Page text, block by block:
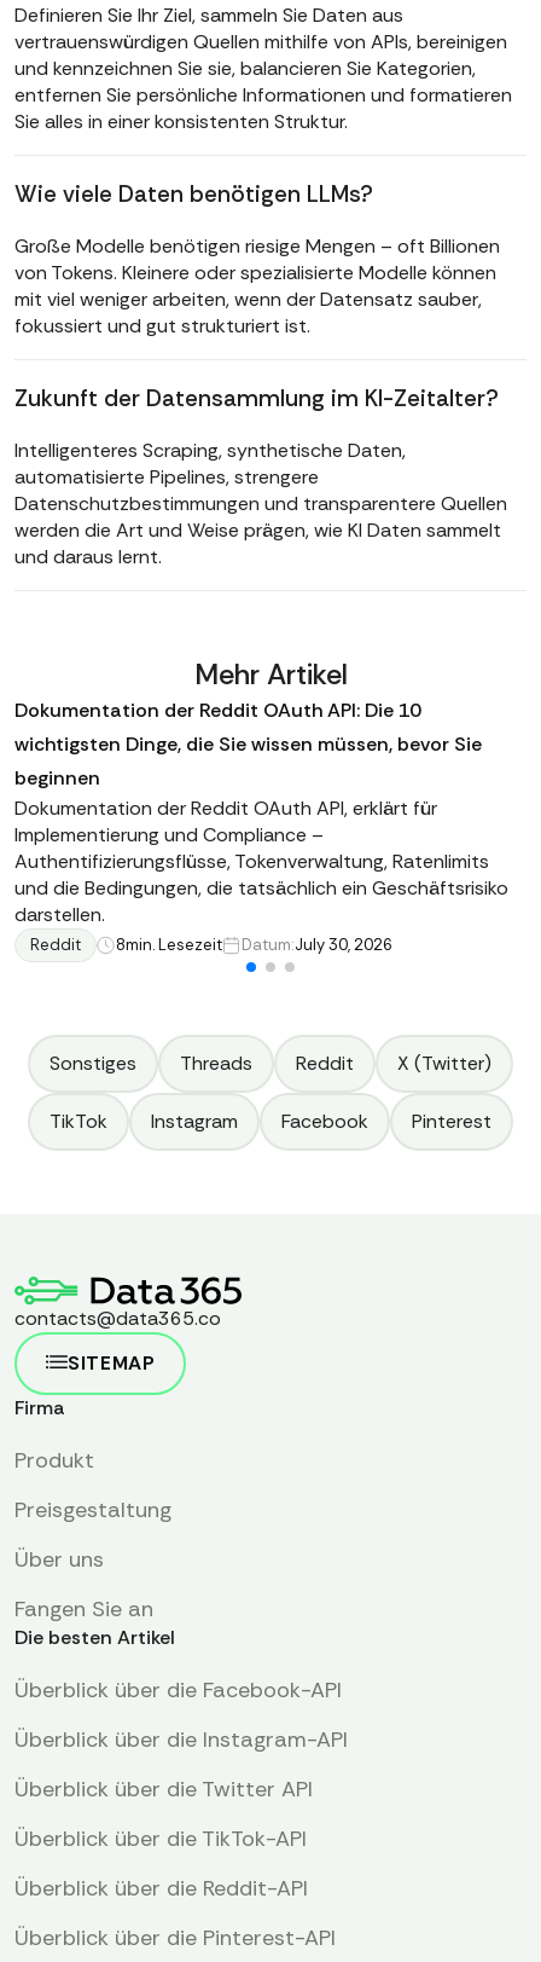
Definieren Sie Ihr Ziel, sammeln Sie Daten aus
vertrauenswürdigen Quellen mithilfe von APIs, bereinigen
und kennzeichnen Sie sie, balancieren Sie Kategorien,
entfernen Sie persönliche Informationen und formatieren
Sie alles in einer konsistenten Struktur.
Wie viele Daten benötigen LLMs?
Große Modelle benötigen riesige Mengen – oft Billionen
von Tokens. Kleinere oder spezialisierte Modelle können
mit viel weniger arbeiten, wenn der Datensatz sauber,
fokussiert und gut strukturiert ist.
Zukunft der Datensammlung im KI-Zeitalter?
Intelligenteres Scraping, synthetische Daten,
automatisierte Pipelines, strengere
Datenschutzbestimmungen und transparentere Quellen
werden die Art und Weise prägen, wie KI Daten sammelt
und daraus lernt.
Mehr Artikel
Dokumentation der Reddit OAuth API: Die 10
wichtigsten Dinge, die Sie wissen müssen, bevor Sie
beginnen
Dokumentation der Reddit OAuth API, erklärt für
Implementierung und Compliance –
Authentifizierungsflüsse, Tokenverwaltung, Ratenlimits
und die Bedingungen, die tatsächlich ein Geschäftsrisiko
darstellen.
Reddit 8min. Lesezeit Datum:July 30, 2026
Sonstiges Threads Reddit X (Twitter)
TikTok Instagram Facebook Pinterest
contacts@data365.co
SITEMAP
Firma
Produkt
Preisgestaltung
Über uns
Fangen Sie an
Die besten Artikel
Überblick über die Facebook-API
Überblick über die Instagram-API
Überblick über die Twitter API
Überblick über die TikTok-API
Überblick über die Reddit-API
Überblick über die Pinterest-API